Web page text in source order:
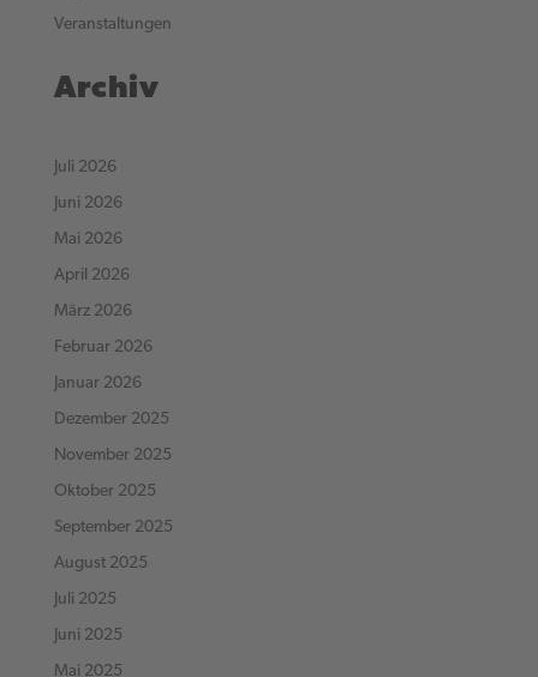
Veranstaltungen
Archiv
Juli 2026
Juni 2026
Mai 2026
April 2026
März 2026
Februar 2026
Januar 2026
Dezember 2025
November 2025
Oktober 2025
September 2025
August 2025
Juli 2025
Juni 2025
Mai 2025